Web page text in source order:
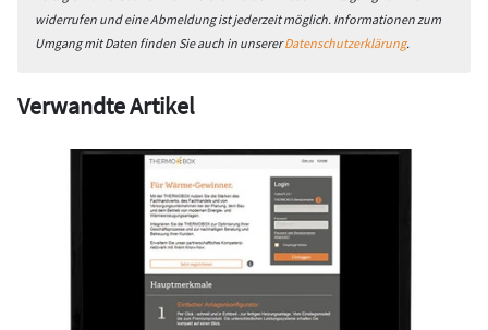
widerrufen und eine Abmeldung ist jederzeit möglich. Informationen zum
Umgang mit Daten finden Sie auch in unsererDatenschutzerklärung.
Verwandte Artikel